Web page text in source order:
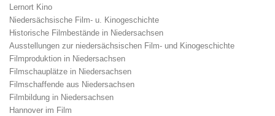
Lernort Kino
Niedersächsische Film- u. Kinogeschichte
Historische Filmbestände in Niedersachsen
Ausstellungen zur niedersächsischen Film- und Kinogeschichte
Filmproduktion in Niedersachsen
Filmschauplätze in Niedersachsen
Filmschaffende aus Niedersachsen
Filmbildung in Niedersachsen
Hannover im Film